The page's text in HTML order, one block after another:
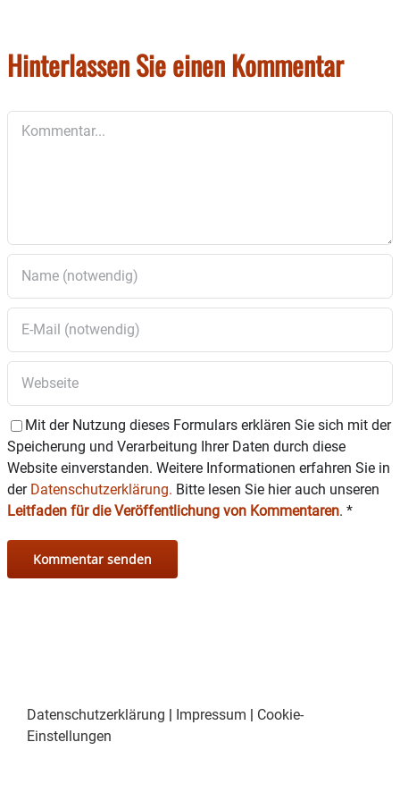
02.10.2024, 19 Uhr – Gimplkeller: Handel & Leerstand in
06.11.2024, 19 Uhr – Gimplkeller: Wasserburger
Bürgerbeteiligung
Alle aktuellen Infos und Termine auf der
Homepage des Stadtmanagements unter
www.wasserburg.de/stadtmanagement
Zum Foto:
Simon Arnold in Wasserburg.
Hinterlassen Sie einen Kommentar
Mit der Nutzung dieses Formulars erklären Sie sich mit der
Speicherung und Verarbeitung Ihrer Daten durch diese
Website einverstanden. Weitere Informationen erfahren Sie in
der Datenschutzerklärung. Bitte lesen Sie hier auch unseren
Leitfaden für die Veröffentlichung von Kommentaren. *
Datenschutzerklärung | Impressum | Cookie-
Einstellungen